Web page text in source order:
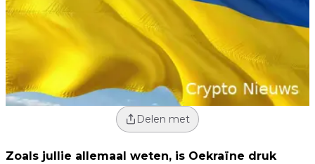
Delen met
Zoals jullie allemaal weten, is Oekraïne druk